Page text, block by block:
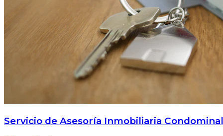
Servicio de Asesoría Inmobiliaria Condominal